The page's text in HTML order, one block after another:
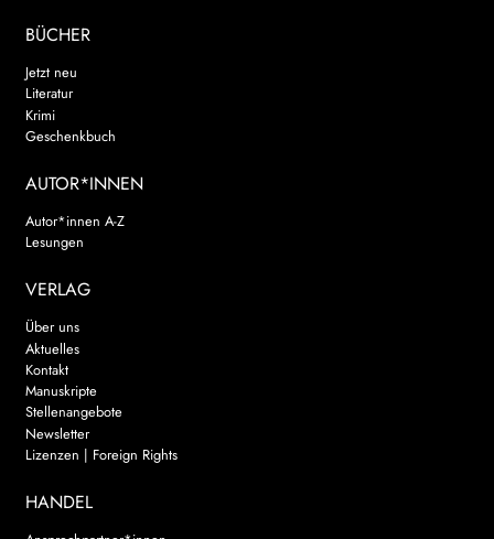
BÜCHER
Jetzt neu
Literatur
Krimi
Geschenkbuch
AUTOR*INNEN
Autor*innen A-Z
Lesungen
VERLAG
Über uns
Aktuelles
Kontakt
Manuskripte
Stellenangebote
Newsletter
Lizenzen | Foreign Rights
HANDEL